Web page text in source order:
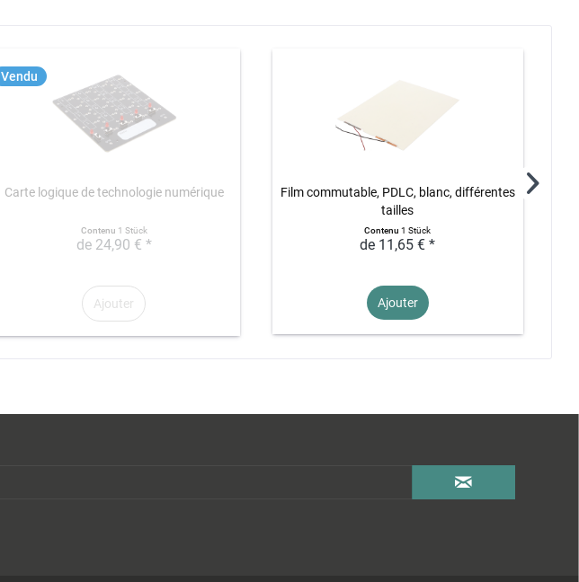
Vendu
Carte logique de technologie numérique
Contenu 1 Stück
de 24,90 € *
Ajouter
Film commutable, PDLC, blanc, différentes
tailles
Contenu1 Stück
de 11,65 € *
Ajouter